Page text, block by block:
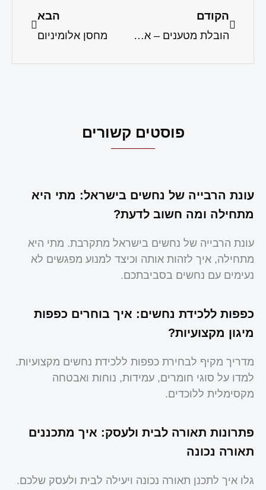
הקודם
הובלת מטענים – איך בוחרים חברת הובלות למטענים גדולים
הבא
מחסן אלומיניום
פוסטים קשורים
עונת הרבייה של נחשים בישראל: מתי היא
מתחילה ומה חשוב לדעת?
עונת הרבייה של נחשים בישראל מתקרבת. מתי היא
מתחילה, איך לזהות אותה וכיצד למנוע מפגשים לא
נעימים עם נחשים בסביבתכם.
כפפות ללכידת נחשים: איך בוחרים כפפות
מיגון מקצועיות?
מדריך מקיף לבחירת כפפות ללכידת נחשים מקצועיות.
למדו על סוגי חומרים, עמידות, נוחות ואבטחה
מקסימלית ללוכדים.
פתרונות תאורה לבית ולעסק: איך מתכננים
תאורה נכונה
גלו איך לתכנן תאורה נכונה ויעילה לבית ולעסק שלכם.